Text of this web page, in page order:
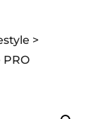
>
PRO